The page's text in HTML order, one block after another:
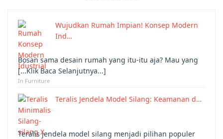
Wujudkan Rumah Impian! Konsep Modern
Ind…
Bosan sama desain rumah yang itu-itu aja? Mau yang
[...Klik Baca Selanjutnya...]
In Furniture
Teralis Jendela Model Silang: Keamanan d…
Teralis jendela model silang menjadi pilihan populer